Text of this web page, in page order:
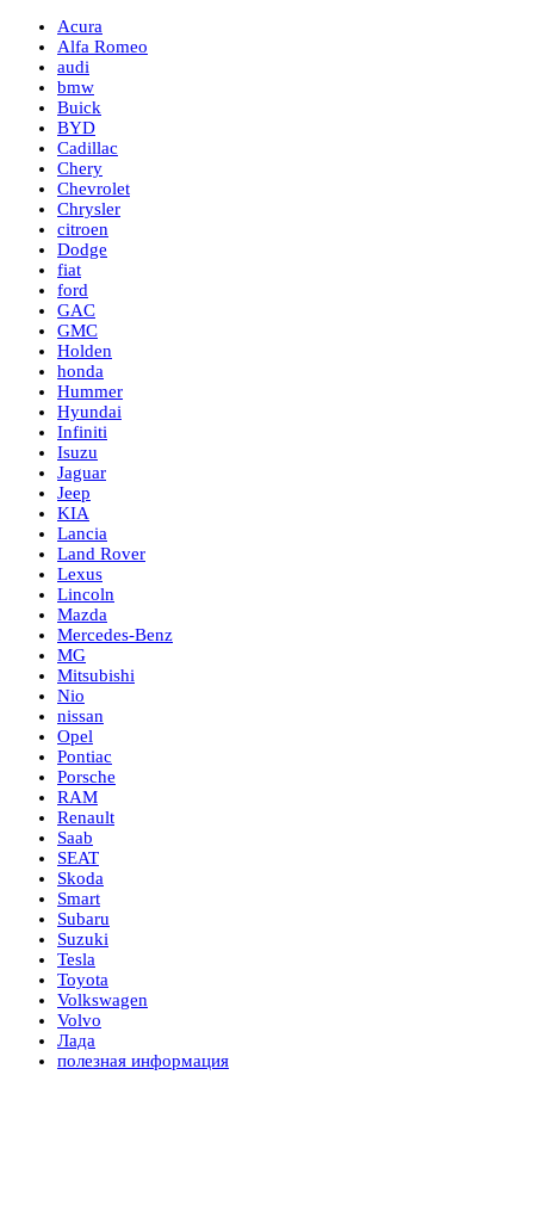
Acura
Alfa Romeo
audi
bmw
Buick
BYD
Cadillac
Chery
Chevrolet
Chrysler
citroen
Dodge
fiat
ford
GAC
GMC
Holden
honda
Hummer
Hyundai
Infiniti
Isuzu
Jaguar
Jeep
KIA
Lancia
Land Rover
Lexus
Lincoln
Mazda
Mercedes-Benz
MG
Mitsubishi
Nio
nissan
Opel
Pontiac
Porsche
RAM
Renault
Saab
SEAT
Skoda
Smart
Subaru
Suzuki
Tesla
Toyota
Volkswagen
Volvo
Лада
полезная информация